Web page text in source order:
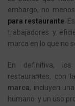
embargo, no
para restaurante .
trabajadores y
marca en lo que no
En definitiva,
restaurantes, con
marca, incluyen
humano y un uso